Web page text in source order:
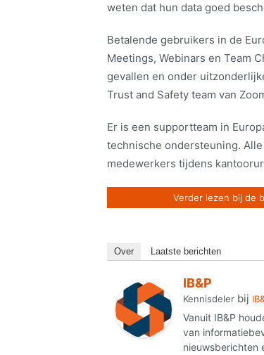
weten dat hun data goed
Betalende gebruikers in de
Meetings, Webinars en Team
gevallen en onder
Trust and Safety team van
Er is een supportteam in
technische ondersteuning.
medewerkers tijdens
Verder lezen bij de
Over Laatste berichten
IB&P
Kennisdeler bij
Vanuit IB&P
van
nieuwsberichten